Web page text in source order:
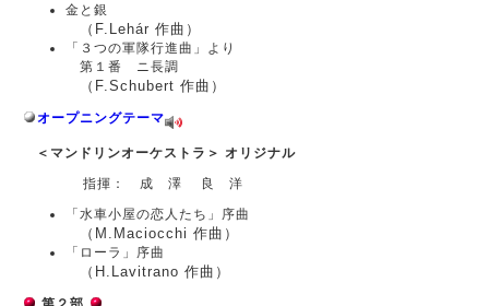
金と銀
（F.Lehár 作曲）
「３つの軍隊行進曲」より
第１番 ニ長調
（F.Schubert 作曲）
オープニングテーマ
＜マンドリンオーケストラ＞ オリジナル
指揮： 成 澤 良 洋
「水車小屋の恋人たち」序曲
（M.Maciocchi 作曲）
「ローラ」序曲
（H.Lavitrano 作曲）